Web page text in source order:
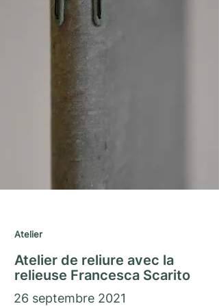
Atelier
Atelier de reliure avec la
relieuse Francesca Scarito
26 septembre 2021